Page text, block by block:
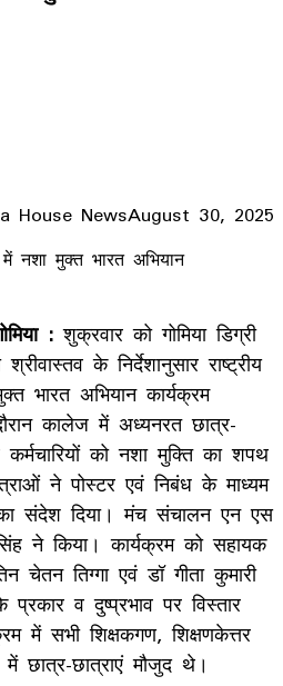
House NewsAugust 30, 2025
: शुक्रवार को गोमिया डिग्री
के निर्देशानुसार राष्ट्रीय
भारत अभियान कार्यक्रम
कालेज में अध्यनरत छात्र-
को नशा मुक्ति का शपथ
ने पोस्टर एवं निबंध के माध्यम
संदेश दिया। मंच संचालन एन एस
ने किया। कार्यक्रम को सहायक
चेतन तिग्गा एवं डॉ गीता कुमारी
व दुष्प्रभाव पर विस्तार
में सभी शिक्षकगण, शिक्षणकेत्तर
छात्र-छात्राएं मौजुद थे।